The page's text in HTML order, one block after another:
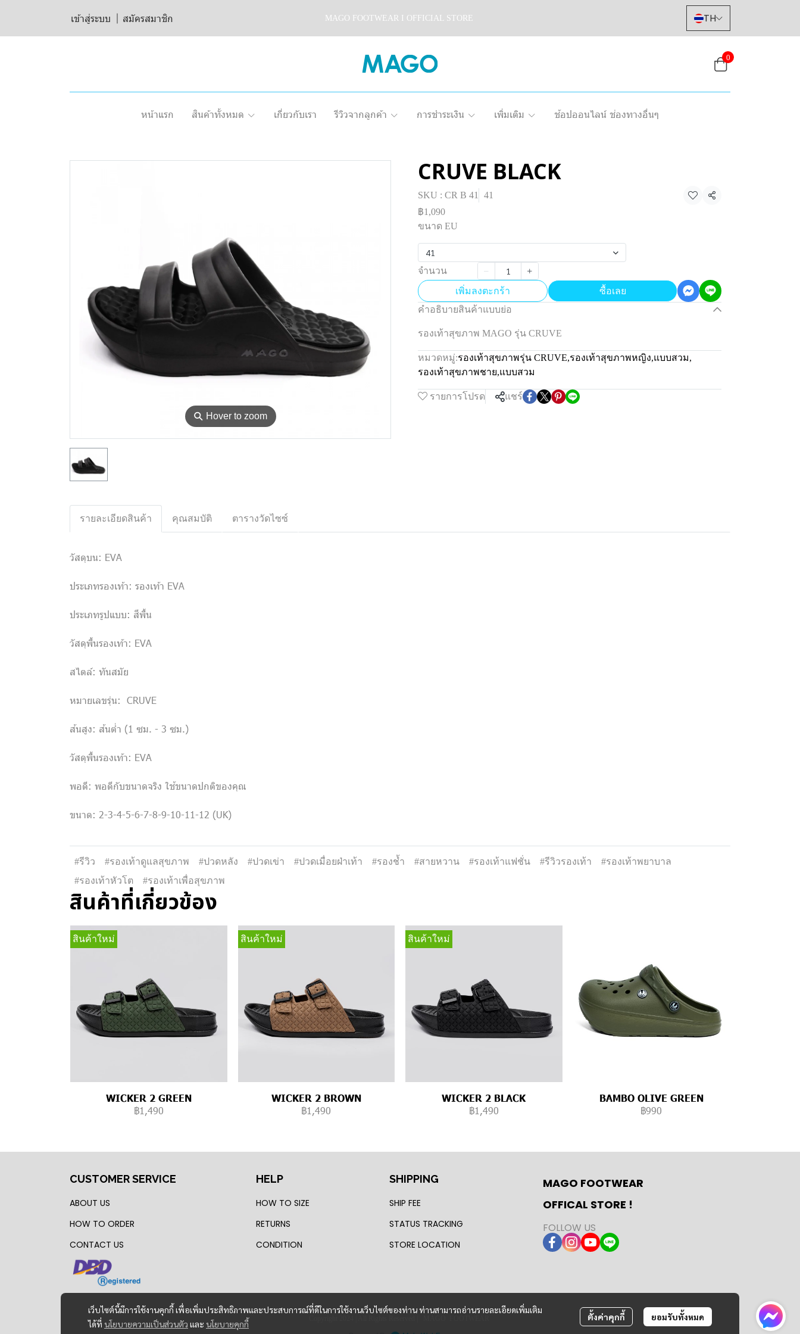
เข้าสู่ระบบ สมัครสมาชิก MAGO FOOTWEAR I OFFICIAL STORE TH
0
หน้าแรก สินค้าทั้งหมด เกี่ยวกับเรา รีวิวจากลูกค้า การชำระเงิน เพิ่มเติม ช้อปออนไลน์ ช่องทางอื่นๆ
⚲ Hover to zoom
CRUVE BLACK
SKU : CR B 41 41
แชร์
฿1,090
ขนาด EU
41
จำนวน
เพิ่มลงตะกร้า
ซื้อเลย
คำอธิบายสินค้าแบบย่อ
รองเท้าสุขภาพ MAGO รุ่น CRUVE
หมวดหมู่:รองเท้าสุขภาพรุ่น CRUVE,รองเท้าสุขภาพหญิง,แบบสวม,
รองเท้าสุขภาพชาย,แบบสวม
รายการโปรด แชร์
รายละเอียดสินค้า คุณสมบัติ ตารางวัดไซซ์
วัสดุบน: EVA
ประเภทรองเท้า: รองเท้า EVA
ประเภทรูปแบบ: สีพื้น
วัสดุพื้นรองเท้า: EVA
สไตล์: ทันสมัย
หมายเลขรุ่น: CRUVE
ส้นสูง: ส้นต่ำ (1 ซม. - 3 ซม.)
วัสดุพื้นรองเท้า: EVA
พอดี: พอดีกับขนาดจริง ใช้ขนาดปกติของคุณ
ขนาด: 2-3-4-5-6-7-8-9-10-11-12 (UK)
#รีวิว #รองเท้าดูแลสุขภาพ #ปวดหลัง #ปวดเข่า #ปวดเมื่อยฝ่าเท้า #รองช้ำ #สายหวาน #รองเท้าแฟชั่น #รีวิวรองเท้า
#รองเท้าพยาบาล
#รองเท้าหัวโต
#รองเท้าเพื่อสุขภาพ
สินค้าที่เกี่ยวข้อง
สินค้าใหม่
WICKER 2 GREEN
฿1,490
สินค้าใหม่
WICKER 2 BROWN
฿1,490
สินค้าใหม่
WICKER 2 BLACK
฿1,490
BAMBO OLIVE GREEN
฿990
เว็บไซต์นี้มีการใช้งานคุกกี้ เพื่อเพิ่มประสิทธิภาพและประสบการณ์ที่ดีในการใช้งานเว็บไซต์ของท่าน ท่านสามารถอ่านรายละเอียดเพิ่มเติม
ได้ที่ นโยบายความเป็นส่วนตัว และ นโยบายคุกกี้
ตั้งค่าคุกกี้ ยอมรับทั้งหมด
CUSTOMER SERVICE
ABOUT US
HOW TO ORDER
CONTACT US
HELP
HOW TO SIZE
RETURNS
CONDITION
SHIPPING
SHIP FEE
STATUS TRACKING
STORE LOCATION
MAGO FOOTWEAR
OFFICAL STORE !
FOLLOW US